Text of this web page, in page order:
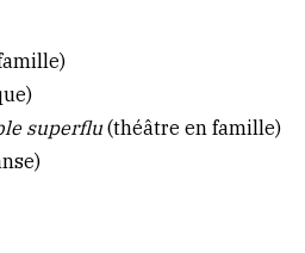
superflu (théâtre en famille)